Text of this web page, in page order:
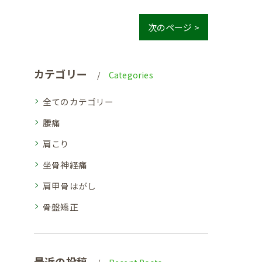
次のページ >
カテゴリー Categories
全てのカテゴリー
腰痛
肩こり
坐骨神経痛
肩甲骨はがし
骨盤矯正